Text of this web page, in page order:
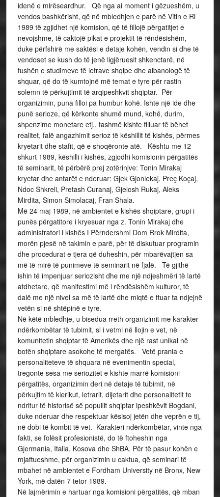
idenë e mirëseardhur. Që nga ai moment i gëzueshëm, u
vendos bashkërisht, që në mbledhjen e parë në Vitin e Ri
1989 të zgjidhet një komision, që të fillojë përgatitjet e
nevojshme, të caktojë pikat e projektit të rëndësishëm,
duke përfshirë me saktësi e detaje kohën, vendin si dhe të
vendoset se kush do të jenë ligjëruesit shkenctarë, në
fushën e studimeve të letrave shqipe dhe albanologë të
shquar, që do të kumtojnë më temat e tyre për rastin
solemn të përkujtimit të arqipeshkvit shqiptar. Për
organizimin, puna filloi pa humbur kohë. Ishte një ide dhe
punë serioze, që kërkonte shumë mund, kohë, durim,
shpenzime monetare etj., tashmë kishte filluar të bëhet
realitet, falë angazhimit serioz të këshillit të kishës, përmes
kryetarit dhe stafit, që e shoqëronte atë. Kështu me 12
shkurt 1989, këshilli i kishës, zgjodhi komisionin përgatitës
të seminarit, të përbërë prej zotërinjve: Tonin Mirakaj
kryetar dhe antarët e nderuar: Gjek Gjonlekaj, Preç Koçaj,
Ndoc Shkreli, Pretash Curanaj, Gjelosh Rukaj, Aleks
Mirdita, Simon Simolacaj, Fran Shala.
Më 24 maj 1989, në ambientet e kishës shqiptare, grupi i
punës përgatitore i kryesuar nga z. Tonin Mirakaj dhe
administratori i kishës I Përndershmi Dom Rrok Mirdita,
morën pjesë në takimin e parë, për të diskutuar programin
dhe procedurat e tjera që duheshin, për mbarëvajtjen sa
më të mirë të punimeve të seminarit në fjalë. Të gjithë
ishin të impenjuar seriozisht dhe me një ndjeshmëri të lartë
atdhetare, që manifestimi më i rëndësishëm kulturor, të
dalë me një nivel sa më të lartë dhe miqtë e ftuar ta ndjejnë
vetën si në shtëpinë e tyre.
Në këtë mbledhje, u bisedua rreth organizimit me karakter
ndërkombëtar të tubimit, si i vetmi në llojin e vet, në
komunitetin shqiptar të Amerikës dhe një rast unikal në
botën shqiptare asokohe të mergatës. Vetë prania e
personaliteteve të shquara në evenimentin special,
tregonte sesa me seriozitet e kishte marrë komisioni
përgatitës, organizimin deri në detaje të tubimit, në
përkujtim të klerikut, letrarit, dijetarit dhe personalitetit te
ndritur të historisë së popullit shqiptar ipeshkëvit Bogdani,
duke nderuar dhe respektuar kësisoj jetën dhe veprën e tij,
në dobi të kombit të vet. Karakteri ndërkombëtar, vinte nga
fakti, se folësit profesionistë, do të ftoheshin nga
Gjermania, Italia, Kosova dhe ShBA. Për të pasur kohën e
mjaftueshme, për organizimin u caktua, që seminari të
mbahet në ambientet e Fordham University në Bronx, New
York, më datën 7 tetor 1989.
Në lajmërimin e hartuar nga komisioni përgatitës, që mban